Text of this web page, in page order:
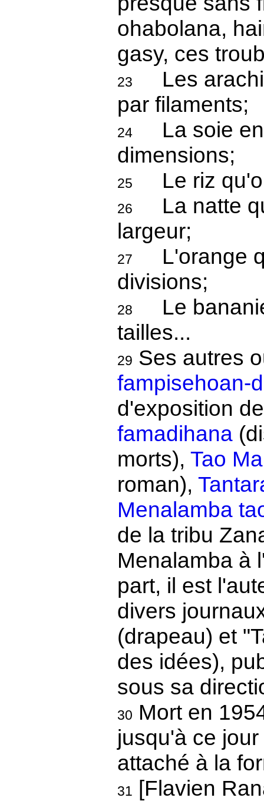
ohabolana,
gasy, ces
23
Les
par filaments;
24La soie en
dimensions;
25 Le riz
26
La natte
largeur;
27
L'orange
divisions;
28
Le
tailles...
29 Ses autres
fampisehoan-
d'exposition
famadihana
morts), Tao
roman),
Menalamba
de la tribu
Menalamba à
part, il est
divers
(drapeau) et
des idées),
sous sa
30 Mort en
jusqu'à ce
attaché à la
31 [Flavien